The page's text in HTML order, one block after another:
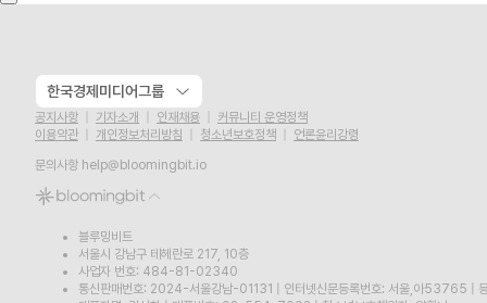
한국경제미디어그룹
공지사항 기자소개 인재채용
커뮤니티 운영정책
이용약관
개인정보처리방침 청소년보호정책
언론윤리강령
문의사항 help@bloomingbit.io
블루밍비트
서울시 강남구 테헤란로 217, 10층
사업자 번호: 484-81-02340
통신판매번호: 2024-서울강남-01131
인터넷신문등록번호: 서울,아53765